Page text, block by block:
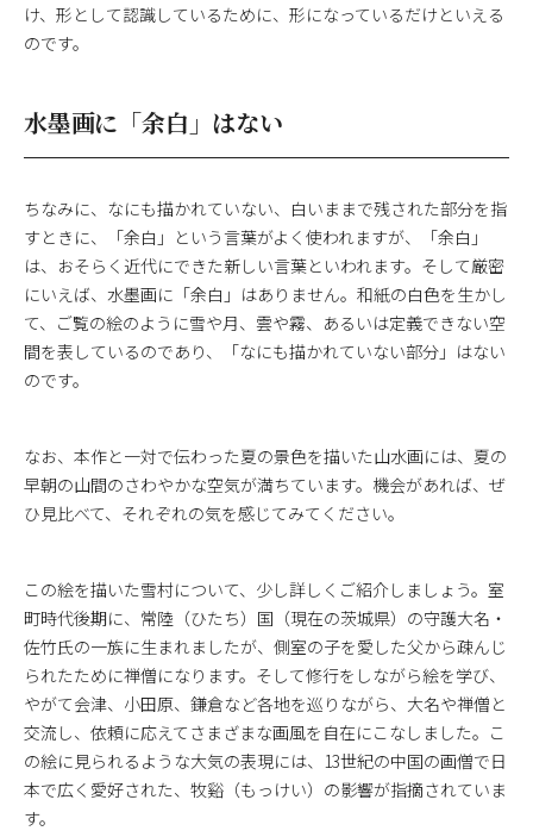
け、形として認識しているために、形になっているだけといえる
のです。
水墨画に「余白」はない
ちなみに、なにも描かれていない、白いままで残された部分を指
すときに、「余白」という言葉がよく使われますが、「余白」
は、おそらく近代にできた新しい言葉といわれます。そして厳密
にいえば、水墨画に「余白」はありません。和紙の白色を生かし
て、ご覧の絵のように雪や月、雲や霧、あるいは定義できない空
間を表しているのであり、「なにも描かれていない部分」はない
のです。
なお、本作と一対で伝わった夏の景色を描いた山水画には、夏の
早朝の山間のさわやかな空気が満ちています。機会があれば、ぜ
ひ見比べて、それぞれの気を感じてみてください。
この絵を描いた雪村について、少し詳しくご紹介しましょう。室
町時代後期に、常陸（ひたち）国（現在の茨城県）の守護大名・
佐竹氏の一族に生まれましたが、側室の子を愛した父から疎んじ
られたために禅僧になります。そして修行をしながら絵を学び、
やがて会津、小田原、鎌倉など各地を巡りながら、大名や禅僧と
交流し、依頼に応えてさまざまな画風を自在にこなしました。こ
の絵に見られるような大気の表現には、13世紀の中国の画僧で日
本で広く愛好された、牧谿（もっけい）の影響が指摘されていま
す。